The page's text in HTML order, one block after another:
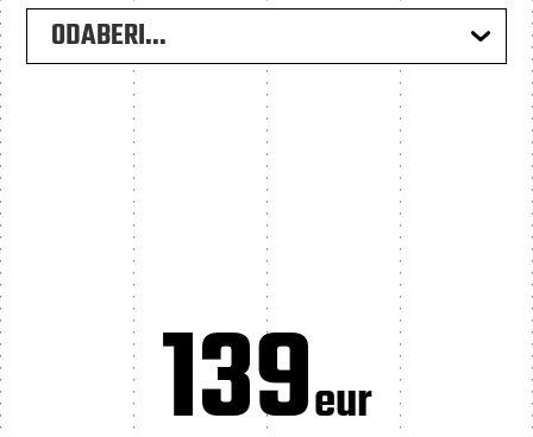
ODABERI...
139eur